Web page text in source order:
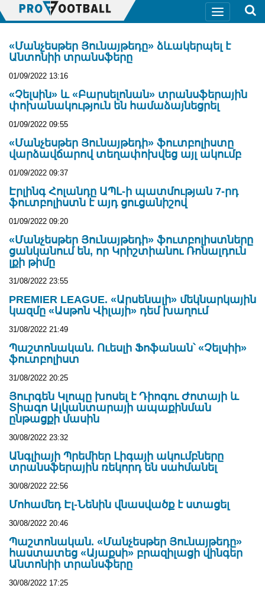
«Մանչեսթեր Յունայթեդը» ձևակերպել է
Անտոնիի տրանսֆերը
01/09/2022 13:16
«Չելսին» և «Բարսելոնան» տրանսֆերային
փոխանակություն են համաձայնեցրել
01/09/2022 09:55
«Մանչեսթեր Յունայթեդի» ֆուտբոլիստը
վարձավճարով տեղափոխվեց այլ ակումբ
01/09/2022 09:37
Էրլինգ Հոլանդը ԱՊԼ-ի պատմության 7-րդ
ֆուտբոլիստն է այդ ցուցանիշով
01/09/2022 09:20
«Մանչեսթեր Յունայթեդի» ֆուտբոլիստները
ցանկանում են, որ Կրիշտիանու Ռոնալդուն
լքի թիմը
31/08/2022 23:55
PREMIER LEAGUE. «Արսենալի» մեկնարկային
կազմը «Ասթոն Վիլայի» դեմ խաղում
31/08/2022 21:49
Պաշտոնական. Ուեսլի Ֆոֆանան՝ «Չելսիի»
ֆուտբոլիստ
31/08/2022 20:25
Յուրգեն Կլոպը խոսել է Դիոգու Ժոտայի և
Տիագո Ալկանտարայի ապաքինման
ընթացքի մասին
30/08/2022 23:32
Անգլիայի Պրեմիեր Լիգայի ակումբները
տրանսֆերային ռեկորդ են սահմանել
30/08/2022 22:56
Մոհամեդ Էլ-Նենին վնասվածք է ստացել
30/08/2022 20:46
Պաշտոնական. «Մանչեսթեր Յունայթեդը»
հաստատեց «Այաքսի» բրազիլացի վինգեր
Անտոնիի տրանսֆերը
30/08/2022 17:25